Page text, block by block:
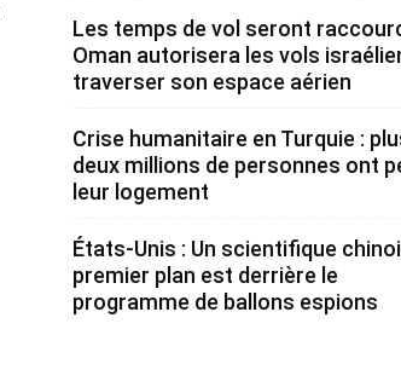
Les temps de vol seront
Oman autorisera les vols
traverser son espace aérien
Crise humanitaire en Turquie :
deux millions de personnes ont
leur logement
États-Unis : Un scientifique
premier plan est derrière le
programme de ballons espions